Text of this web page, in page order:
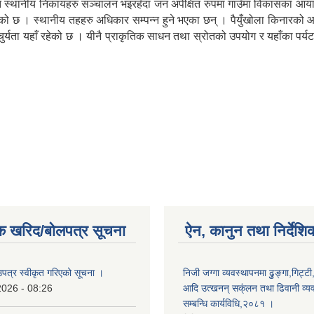
स्थानीय निकायहरु सञ्चालन भइरहँदा जन अपेक्षित रुपमा गाउँमा
छ । स्थानीय तहहरु अधिकार सम्पन्न हुने भएका छन् । पैयुँखोला
यहाँ रहेको छ । यीनै प्राकृतिक साधन तथा स्रोतको उपयोग र यहाँका
खरिद/बोलपत्र सूचना
स्वीकृत गरिएको सूचना ।
- 08:26
ऐन, कानुन तथा
निजी जग्गा व्यवस्थापनमा
आदि उत्खनन् सक्ंलन तथा ढिवानी
सम्बन्धि कार्यविधि,२०८१ ।